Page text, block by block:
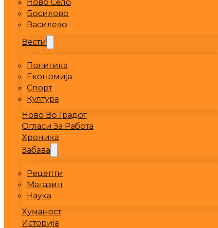
Босилово
Василево
Вести
Политика
Економија
Спорт
Култура
Ново Во Градот
Огласи За Работа
Хроника
Забава
Рецепти
Магазин
Наука
Хуманост
Историја